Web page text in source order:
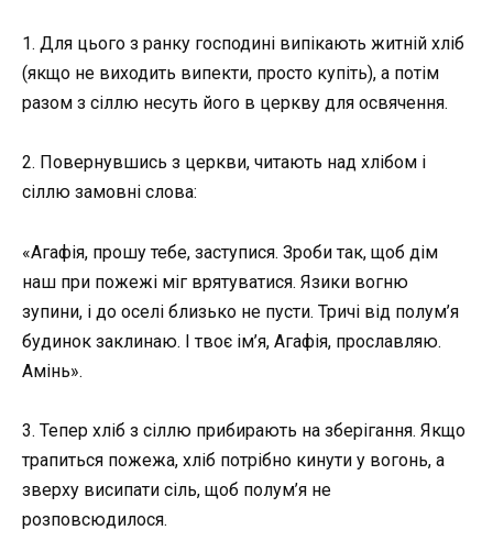
1. Для цього з ранку господині випікають житній хліб
(якщо не виходить випекти, просто купіть), а потім
разом з сіллю несуть його в церкву для освячення.
2. Повернувшись з церкви, читають над хлібом і
сіллю замовні слова:
«Агафія, прошу тебе, заступися. Зроби так, щоб дім
наш при пожежі міг врятуватися. Язики вогню
зупини, і до оселі близько не пусти. Тричі від полум’я
будинок заклинаю. І твоє ім’я, Агафія, прославляю.
Амінь».
3. Тепер хліб з сіллю прибирають на зберігання. Якщо
трапиться пожежа, хліб потрібно кинути у вогонь, а
зверху висипати сіль, щоб полум’я не
розповсюдилося.